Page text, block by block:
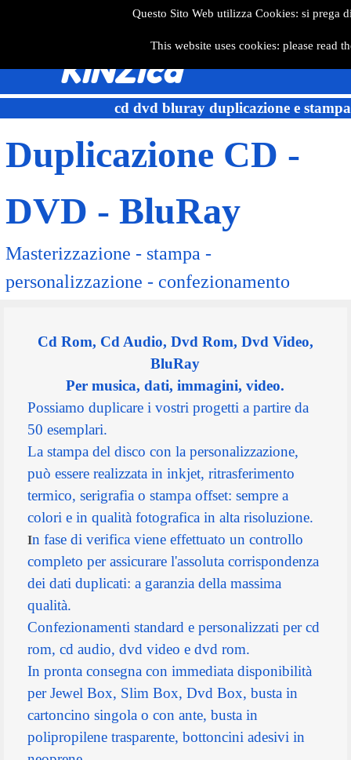
Questo Sito Web utilizza Cookies: si
This website uses cookies: please read
KiNZica
cd dvd bluray duplicazione e stampa
Duplicazione CD -
DVD - BluRay
Masterizzazione - stampa -
personalizzazione - confezionamento
Cd Rom, Cd Audio, Dvd Rom, Dvd Video,
BluRay
Per musica, dati, immagini, video.
Possiamo duplicare i vostri progetti a partire da
50 esemplari.
La stampa del disco con la personalizzazione,
può essere realizzata in inkjet, ritrasferimento
termico, serigrafia o stampa offset: sempre a
colori e in qualità fotografica in alta risoluzione.
In fase di verifica viene effettuato un controllo
completo per assicurare l'assoluta corrispondenza
dei dati duplicati: a garanzia della massima
qualità.
Confezionamenti standard e personalizzati per cd
rom, cd audio, dvd video e dvd rom.
In pronta consegna con immediata disponibilità
per Jewel Box, Slim Box, Dvd Box, busta in
cartoncino singola o con ante, busta in
polipropilene trasparente, bottoncini adesivi in